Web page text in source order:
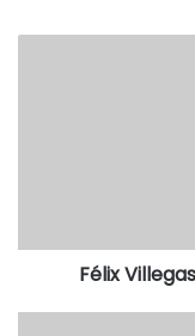
Félix